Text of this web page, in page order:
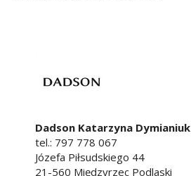
Dadson Katarzyna Dymianiuk
tel.: 797 778 067
Józefa Piłsudskiego 44
21-560 Międzyrzec Podlaski